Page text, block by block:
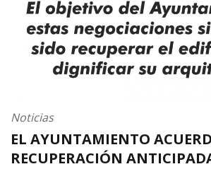
Noticias
EL AYUNTAMIENTO
RECUPERACIÓN